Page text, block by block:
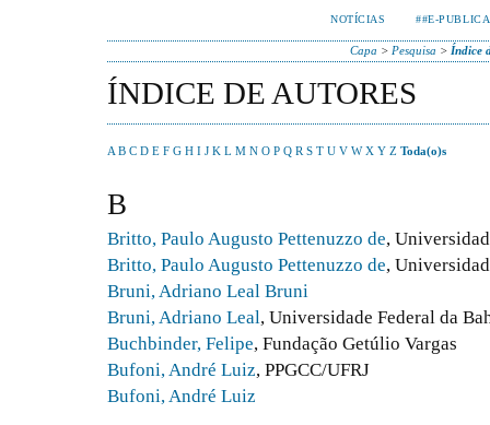
NOTÍCIAS ##E-
Capa > Pesquisa > Índice
ÍNDICE DE AUTORES
A B C D E F G H I J K L M N O P Q R S T U V W X Y Z Toda(o)s
B
Britto, Paulo Augusto Pettenuzzo de,
Britto, Paulo Augusto Pettenuzzo de,
Bruni, Adriano Leal Bruni
Bruni, Adriano Leal, Universidade Federal da
Buchbinder, Felipe, Fundação Getúlio Vargas
Bufoni, André Luiz, PPGCC/UFRJ
Bufoni, André Luiz